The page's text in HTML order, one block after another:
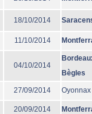
18/10/2014
11/10/2014
04/10/2014
Bègles
27/09/2014 Oyonnax
20/09/2014